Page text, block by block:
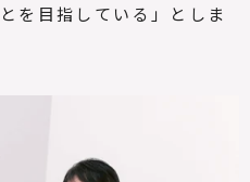
を目指している」としま